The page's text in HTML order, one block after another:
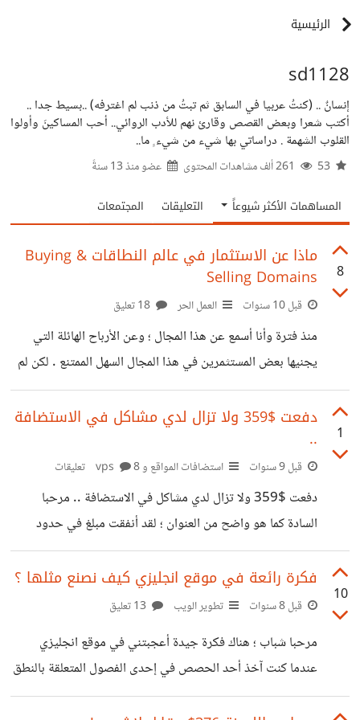
الرئيسية
sd1128
إنسانٌ .. (كنتُ عربيا في السابق ثم تبتُ من ذنب لم اغترفه) ..بسيط جدا ..
أكتب شعرا وبعض القصص وقارئ نهم للأدب الروائي.. أحب المساكينَ وأولوا
القلوب الشهمة . دراساتي بها شيء من شيء ٍ ما..
عضو منذ13 سنةً
المساهمات الأكثر شيوعاً التعليقات المجتمعات
8
ماذا عن الاستثمار في عالم النطاقات Buying &
Selling Domains
قبل 10 سنوات العمل الحر
منذ فترة وأنا أسمع عن هذا المجال ؛ وعن الأرباح الهائلة التي
يجنيها بعض المستثمرين في هذا المجال السهل الممتنع . لكن لم
أخض غمار التجربة إلا في أواخر 2012 عندما اشتريت مجموعة
نطاقات لهذا الهدف فقط (شراء لإعادة البيع ). لكن للأسف لم
النطاقات ورفضت العرض على الفور لأن قيمته دون المبلغ الذي
أنفقته كاملا في ذات النطاق . ماعلينا ..! اليوم وبعد مطالعاتي
لعالم النطاقات وشاهدت كيف بيعتْ
1
دفعت $359 ولا تزال لدي مشاكل في الاستضافة
..
قبل 9 سنوات استضافات المواقع و vps8 تعليقات
دفعت $359 ولا تزال لدي مشاكل في الاستضافة .. مرحبا
السادة كما هو واضح من العنوان ؛ لقد أنفقت مبلغ في حدود
360 دولارا وإلى هذه اللحظة لاتزال لدي مشاكل . لدي صديق
يمتلك سيرفر وقد منحني مساحة وضعت عليها بعض المواقع
والتجارب ؛ ولكن منذ فترة صرت أرغب في شراء استضافة ؛ من
منهم . أول عرض أخذته استضافة ب 12 دولار ! ولكن لموقع
واحد ؛ ثم اشتريت هذا العرض
10
فكرة رائعة في موقع انجليزي كيف نصنع مثلها ؟
قبل 8 سنوات تطوير الويب
مرحبا شباب ؛ هناك فكرة جيدة أعجبتني في موقع انجليزي
عندما كنت آخذ أحد الحصص في إحدى الفصول المتعلقة بالنطق
والتقديم الأكاديمي بالانجليزية في إحدى الجامعات الامريكية .